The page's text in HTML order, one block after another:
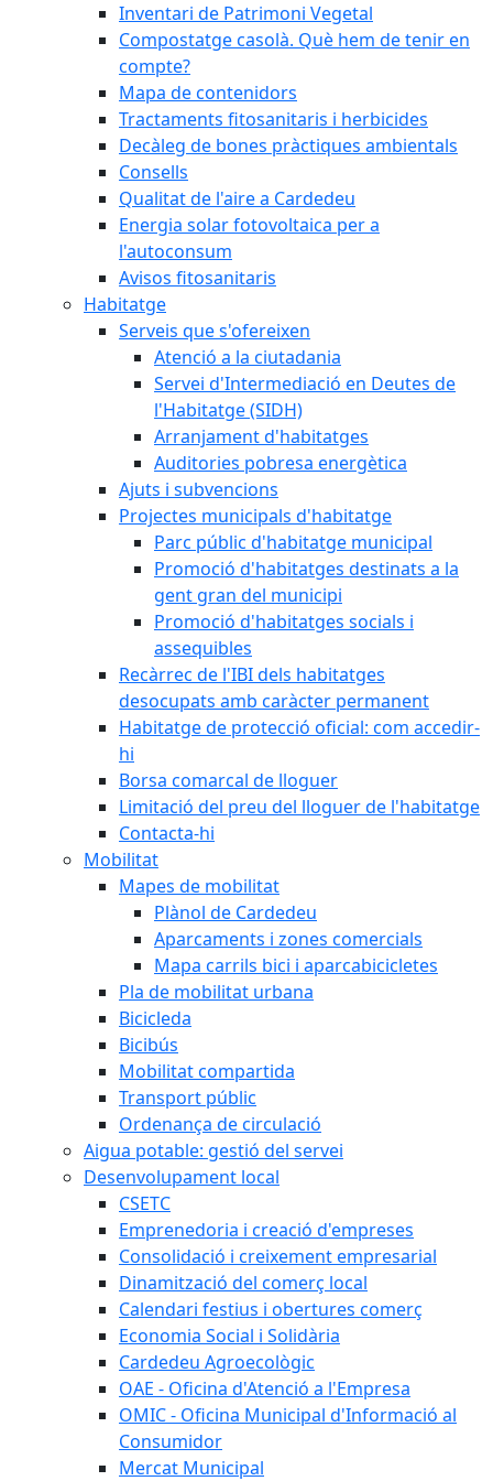
Inventari de Patrimoni Vegetal
Compostatge casolà. Què hem de tenir en
compte?
Mapa de contenidors
Tractaments fitosanitaris i herbicides
Decàleg de bones pràctiques ambientals
Consells
Qualitat de l'aire a Cardedeu
Energia solar fotovoltaica per a
l'autoconsum
Avisos fitosanitaris
Habitatge
Serveis que s'ofereixen
Atenció a la ciutadania
Servei d'Intermediació en Deutes de
l'Habitatge (SIDH)
Arranjament d'habitatges
Auditories pobresa energètica
Ajuts i subvencions
Projectes municipals d'habitatge
Parc públic d'habitatge municipal
Promoció d'habitatges destinats a la
gent gran del municipi
Promoció d'habitatges socials i
assequibles
Recàrrec de l'IBI dels habitatges
desocupats amb caràcter permanent
Habitatge de protecció oficial: com accedir-
hi
Borsa comarcal de lloguer
Limitació del preu del lloguer de l'habitatge
Contacta-hi
Mobilitat
Mapes de mobilitat
Plànol de Cardedeu
Aparcaments i zones comercials
Mapa carrils bici i aparcabicicletes
Pla de mobilitat urbana
Bicicleda
Bicibús
Mobilitat compartida
Transport públic
Ordenança de circulació
Aigua potable: gestió del servei
Desenvolupament local
CSETC
Emprenedoria i creació d'empreses
Consolidació i creixement empresarial
Dinamització del comerç local
Calendari festius i obertures comerç
Economia Social i Solidària
Cardedeu Agroecològic
OAE - Oficina d'Atenció a l'Empresa
OMIC - Oficina Municipal d'Informació al
Consumidor
Mercat Municipal